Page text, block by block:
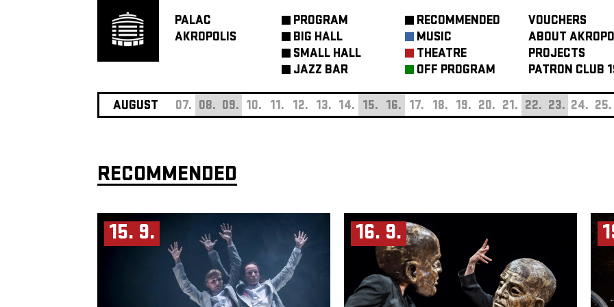
PALAC
AKROPOLIS
PROGRAM
BIG HALL
SMALL HALL
JAZZ BAR
RECOMMENDED
MUSIC
THEATRE
OFF PROGRAM
VOUCHERS
ABOUT
PROJECTS
PATRON CLUB
AUGUST 07. 08. 09. 10. 11. 12. 13. 14. 15. 16. 17. 18. 19. 20. 21. 22. 23. 24. 25.
RECOMMENDED
15. 9. 16. 9.